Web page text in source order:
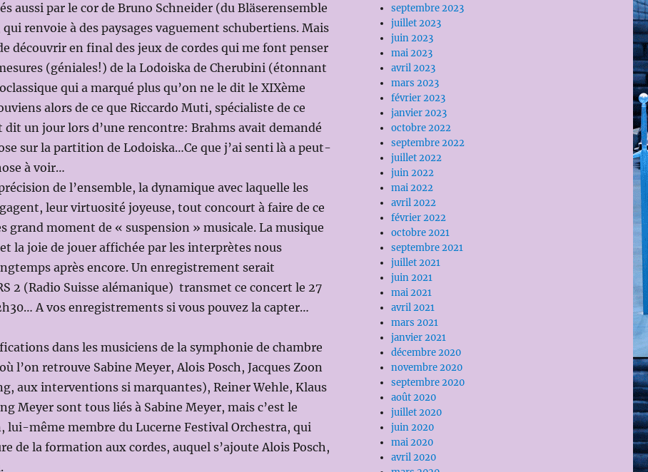
aussi par le cor de Bruno Schneider (du Bläserensemble
renvoie à des paysages vaguement schubertiens. Mais
découvrir en final des jeux de cordes qui me font penser
(géniales!) de la Lodoiska de Cherubini (étonnant
qui a marqué plus qu’on ne le dit le XIXème
alors de ce que Riccardo Muti, spécialiste de ce
un jour lors d’une rencontre: Brahms avait demandé
sur la partition de Lodoiska…Ce que j’ai senti là a peut-
à voir…
de l’ensemble, la dynamique avec laquelle les
leur virtuosité joyeuse, tout concourt à faire de ce
grand moment de « suspension » musicale. La musique
la joie de jouer affichée par les interprètes nous
après encore. Un enregistrement serait
2 (Radio Suisse alémanique) transmet ce concert le 27
A vos enregistrements si vous pouvez la capter…
dans les musiciens de la symphonie de chambre
l’on retrouve Sabine Meyer, Alois Posch, Jacques Zoon
aux interventions si marquantes), Reiner Wehle, Klaus
Meyer sont tous liés à Sabine Meyer, mais c’est le
lui-même membre du Lucerne Festival Orchestra, qui
de la formation aux cordes, auquel s’ajoute Alois Posch,
septembre 2023
juillet 2023
juin 2023
mai 2023
avril 2023
mars 2023
février 2023
janvier 2023
octobre 2022
septembre 2022
juillet 2022
juin 2022
mai 2022
avril 2022
février 2022
octobre 2021
septembre 2021
juillet 2021
juin 2021
mai 2021
avril 2021
mars 2021
janvier 2021
décembre 2020
novembre 2020
septembre 2020
août 2020
juillet 2020
juin 2020
mai 2020
avril 2020